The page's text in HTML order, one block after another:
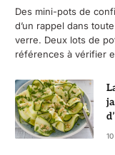
Des mini-pots de
d’un rappel dans
verre. Deux lots de
références à vérifier